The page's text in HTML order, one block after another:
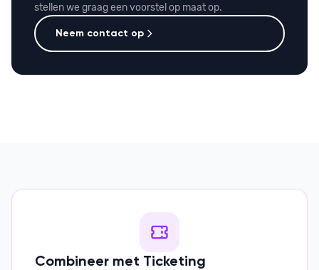
stellen we graag een voorstel op maat op.
Neem contact op
Combineer met Ticketing